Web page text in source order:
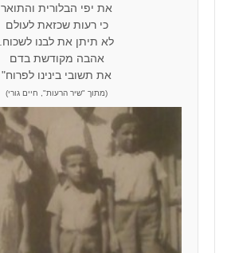
את יפי הבלורית והתואר
כי רעות שכזאת לעולם
לא תיתן את לבנו לשכוח.
אהבה מקודשת בדם
את תשובי בינינו לפרוח"
(מתוך "שיר הרעות", חיים גורי)